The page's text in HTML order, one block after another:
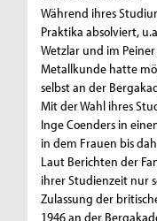
Während ihres
Praktika absolviert,
Wetzlar und im
Metallkunde hatte
selbst an der
Mit der Wahl ihres
Inge Coenders in
in dem Frauen bis
Laut Berichten der
ihrer Studienzeit nur
Zulassung der
1946 an der